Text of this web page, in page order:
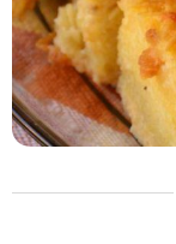
Cocada